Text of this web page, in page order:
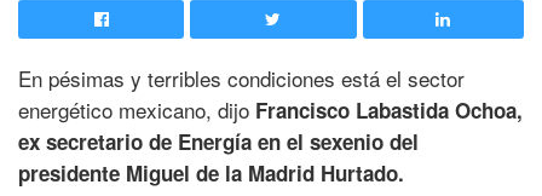
En pésimas y terribles condiciones está el sector
energético mexicano, dijo Francisco Labastida Ochoa,
ex secretario de Energía en el sexenio del
presidente Miguel de la Madrid Hurtado.